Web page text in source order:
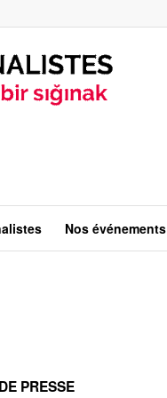
Nos événements
PRESSE